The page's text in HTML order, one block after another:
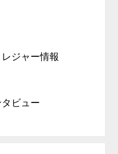
ジャー情報
ビュー